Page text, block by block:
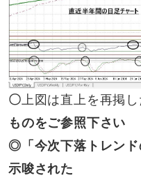
〇上図は直上を再掲し
ものをご参照下さい
◎ 「今次下落トレン
示唆された